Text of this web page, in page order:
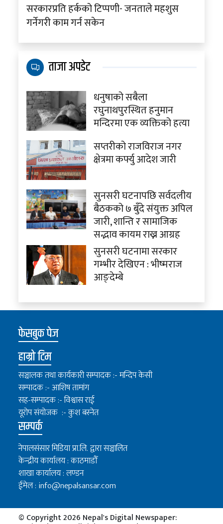
सरकारप्रति हर्कको टिप्पणी- जनताले महशुस
गर्नेगरी काम गर्न सकेन
ताजा अपडेट
धनुषाको सबैला
रघुनाथपुरस्थित हनुमान
मन्दिरमा एक व्यक्तिको हत्या
सप्तरीको राजविराज नगर
क्षेत्रमा कर्फ्यु आदेश जारी
सुनसरी घटनापछि सर्वदलीय
बैठकको ७ बुँदे संयुक्त अपिल
जारी, शान्ति र सामाजिक
सद्भाव कायम राख्न आग्रह
सुनसरी घटनामा सरकार
गम्भीर देखिएन : भीष्मराज
आङ्देम्बे
फेसबुक पेज
हाम्रो टिम
सञ्चालक तथा कार्यकारी सम्पादक :- मन्दिप केसी
सम्पादक :- आशिष तामांग
सह-सम्पादक :- विश्वास राई
यूरोप संयोजक :- कुश बस्नेत
सम्पर्क
नेपालसंसार मिडिया प्रा.लि. द्वारा सञ्चालित
केन्द्रीय कार्यालय : काठमाडौँ
शाखा कार्यालय : लण्डन
ईमेल : info@nepalsansar.com
© Copyright 2026 Nepal's Digital Newspaper: